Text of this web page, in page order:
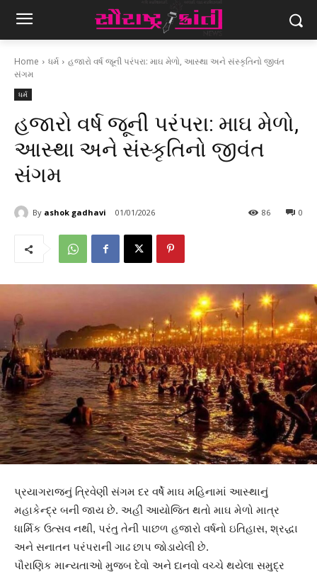
Home ધર્મ
હજારો વર્ષ જૂની પરંપરા: માઘ મેળો, આસ્થા અને સંસ્કૃતિનો જીવંત
સંગમ
ધર્મ
હજારો વર્ષ જૂની પરંપરા: માઘ મેળો,
આસ્થા અને સંસ્કૃતિનો જીવંત
સંગમ
By ashok gadhavi 01/01/2026 0
86
પ્રયાગરાજનું ત્રિવેણી સંગમ દર વર્ષે માઘ મહિનામાં આસ્થાનું
મહાકેન્દ્ર બની જાય છે. અહીં આયોજિત થતો માઘ મેળો માત્ર
ધાર્મિક ઉત્સવ નથી, પરંતુ તેની પાછળ હજારો વર્ષનો ઇતિહાસ, શ્રદ્ધા
અને સનાતન પરંપરાની ગાઢ છાપ જોડાયેલી છે.
પૌરાણિક માન્યતાઓ મુજબ દેવો અને દાનવો વચ્ચે થયેલા સમુદ્ર